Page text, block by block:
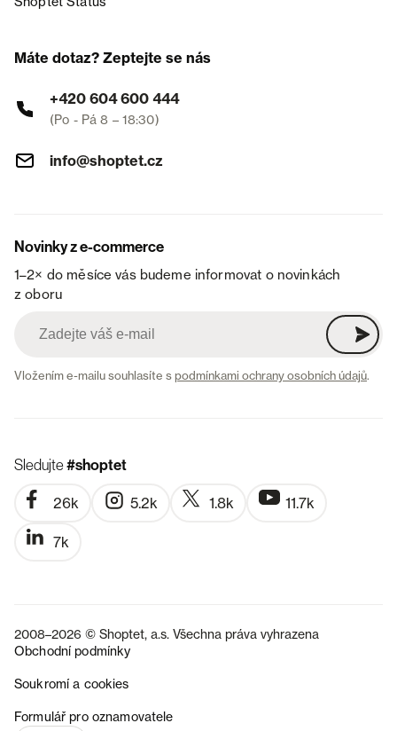
Máte dotaz? Zeptejte se nás
+420 604 600 444
(Po - Pá 8 – 18:30)
info@shoptet.cz
Novinky z e-commerce
1–2× do měsíce vás budeme informovat o novinkách
z oboru
Vložením e-mailu souhlasíte spodmínkami ochrany osobních údajů.
Sledujte#shoptet
26k 5.2k 1.8k 11.7k
7k
2008–2026 © Shoptet, a.s. Všechna práva vyhrazena
Obchodní podmínky
Soukromí a cookies
Formulář pro oznamovatele